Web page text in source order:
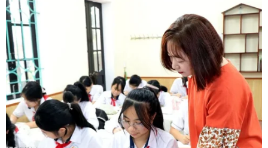
Đại biện Đại sứ quán Đan Mạch tại Việt Nam Louise
Holmsgaard phát biểu khai mạc triển lãm. (Ảnh: Tiến
Lực/TTXVN)
Ngày 26/7, tại Thành phố Hồ Chí Minh, Đại sứ